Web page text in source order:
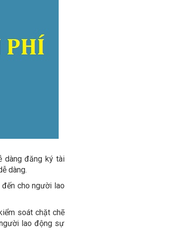
dàng đăng ký tài
dàng.
đến cho người lao
soát chặt chẽ
lao động sự